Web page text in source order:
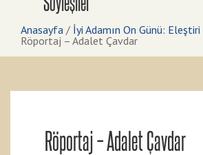
Anasayfa / İyi Adamın On Günü:
Röportaj – Adalet Çavdar
Röportaj – Adalet Çavdar